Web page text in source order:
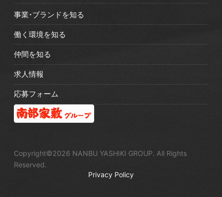
事業・ブランドを知る
働く環境を知る
仲間を知る
求人情報
応募フォーム
Copyright©2026 NANBU YASHIKI GROUP. All Rights
Reserved.
Privacy Policy